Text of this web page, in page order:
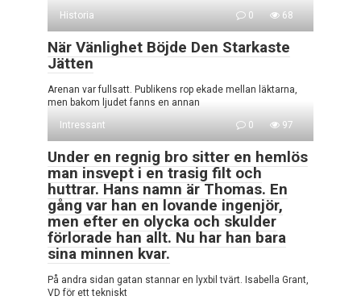
Historia
0 68
När Vänlighet Böjde Den Starkaste
Jätten
Arenan var fullsatt. Publikens rop ekade mellan läktarna,
men bakom ljudet fanns en annan
Intressant
0 97
Under en regnig bro sitter en hemlös
man insvept i en trasig filt och
huttrar. Hans namn är Thomas. En
gång var han en lovande ingenjör,
men efter en olycka och skulder
förlorade han allt. Nu har han bara
sina minnen kvar.
På andra sidan gatan stannar en lyxbil tvärt. Isabella Grant,
VD för ett tekniskt